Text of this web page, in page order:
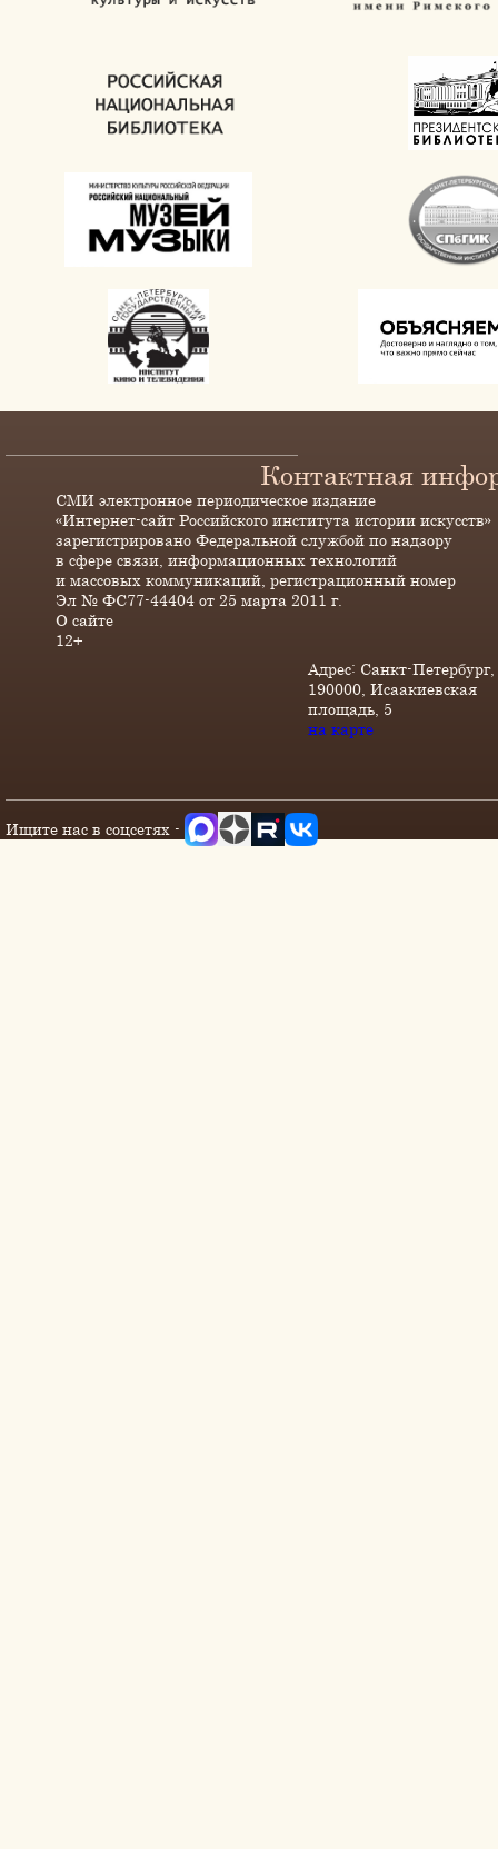
Контактная
СМИ электронное периодическое издание
«Интернет-сайт Российского института истории искусств»
зарегистрировано Федеральной службой по надзору
в сфере связи, информационных технологий
и массовых коммуникаций, регистрационный номер
Эл № ФС77-44404 от 25 марта 2011 г.
О сайте
12+
Адрес: Санкт-Петербург,
190000, Исаакиевская
площадь, 5
на карте
Ищите нас в соцсетях -